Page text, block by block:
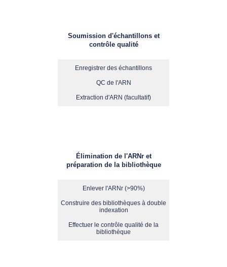
Soumission d'échantillons et
contrôle qualité
Enregistrer des échantillons
QC de l'ARN
Extraction d'ARN (facultatif)
Élimination de l'ARNr et
préparation de la bibliothèque
Enlever l'ARNr (>90%)
Construire des bibliothèques à double
indexation
Effectuer le contrôle qualité de la
bibliothèque